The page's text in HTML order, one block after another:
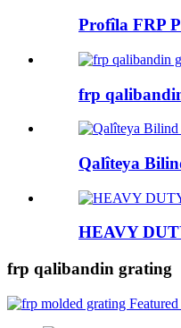
Profîla FRP
frp
Qalîteya
HEAVY
frp qalibandin grating